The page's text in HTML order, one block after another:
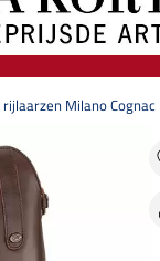
rijlaarzen Milano Cognac